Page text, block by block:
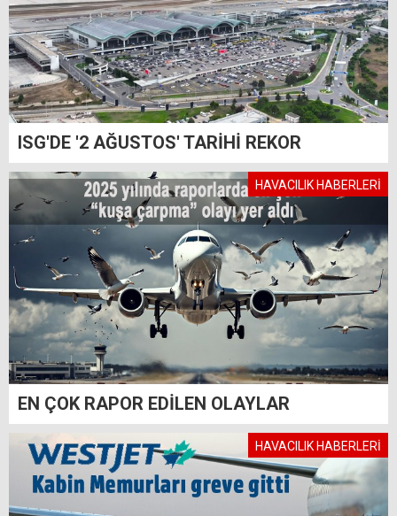
ISG'DE '2 AĞUSTOS' TARİHİ REKOR
HAVACILIK HABERLERİ
EN ÇOK RAPOR EDİLEN OLAYLAR
HAVACILIK HABERLERİ